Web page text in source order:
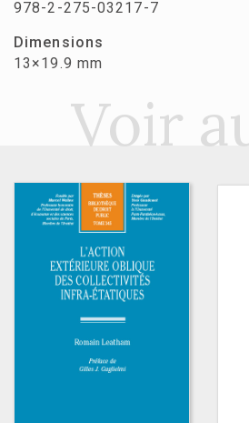
978-2-275-03217-7
Dimensions
13×19.9 mm
Voir